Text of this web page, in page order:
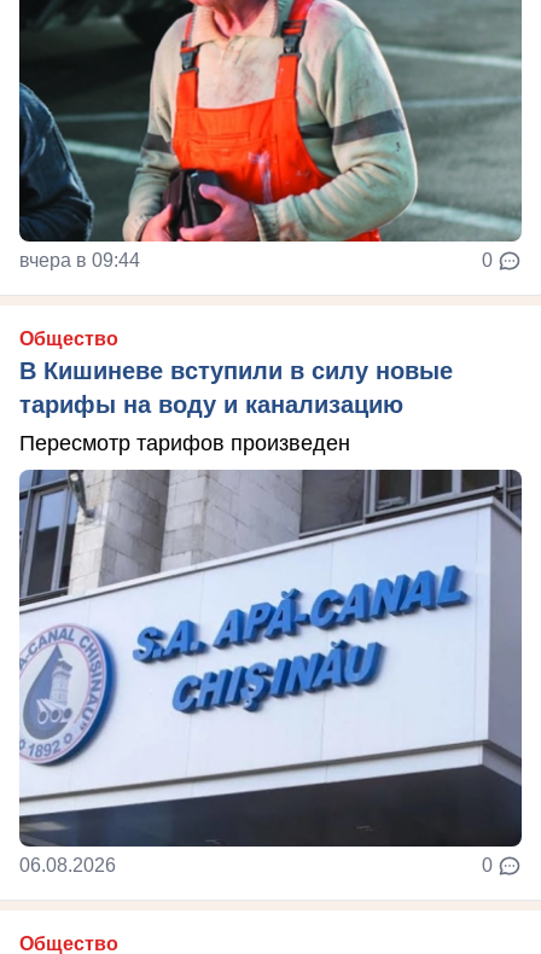
вчера в 09:44 0
Общество
В Кишиневе вступили в силу новые
тарифы на воду и канализацию
Пересмотр тарифов произведен
06.08.2026 0
Общество